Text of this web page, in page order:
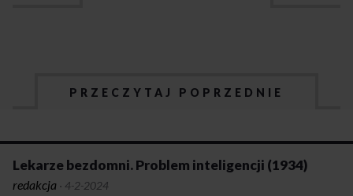
PRZECZYTAJ POPRZEDNIE
Lekarze bezdomni. Problem inteligencji (1934)
redakcja · 4-2-2024